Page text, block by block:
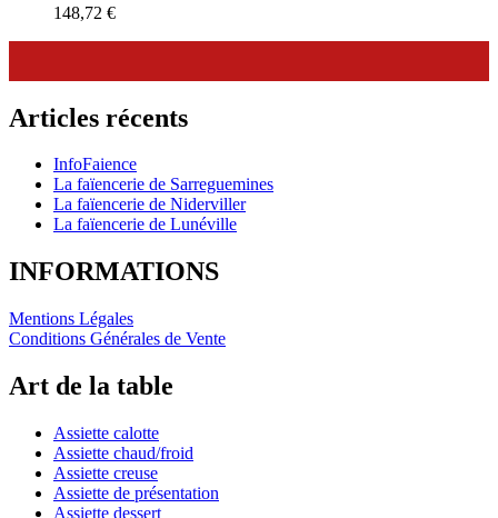
148,72 €
Articles récents
InfoFaience
La faïencerie de Sarreguemines
La faïencerie de Niderviller
La faïencerie de Lunéville
INFORMATIONS
Mentions Légales
Conditions Générales de Vente
Art de la table
Assiette calotte
Assiette chaud/froid
Assiette creuse
Assiette de présentation
Assiette dessert